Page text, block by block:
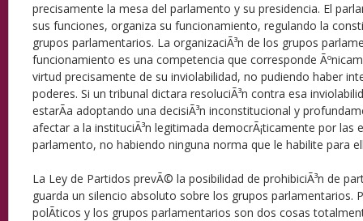
precisamente la mesa del parlamento y su presidencia. El
sus funciones, organiza su funcionamiento, regulando la
grupos parlamentarios. La organizaciÃ³n de los grupos
funcionamiento es una competencia que corresponde
virtud precisamente de su inviolabilidad, no pudiendo haber
poderes. Si un tribunal dictara resoluciÃ³n contra esa
estarÃ­a adoptando una decisiÃ³n inconstitucional y
afectar a la instituciÃ³n legitimada democrÃ¡ticamente por las
parlamento, no habiendo ninguna norma que le habilite para
La Ley de Partidos prevÃ© la posibilidad de prohibiciÃ³n de
guarda un silencio absoluto sobre los grupos parlamentarios.
polÃ­ticos y los grupos parlamentarios son dos cosas